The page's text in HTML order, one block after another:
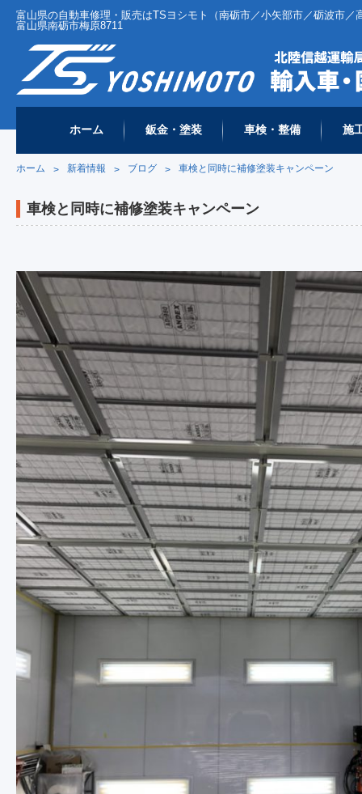
富山県の自動車修理・販売はTSヨシモト（南砺市／小矢部市／砺波市
富山県南砺市梅原8711
ホーム 鈑金・塗装 車検・整備 施
ホーム > 新着情報 > ブログ > 車検と同時に補修塗装キャンペーン
車検と同時に補修塗装キャンペーン